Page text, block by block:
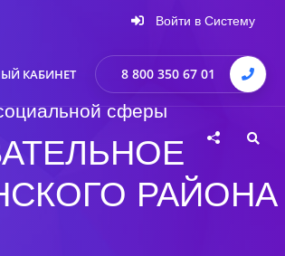
Войти в Систему
КАБИНЕТ 8 800 350 67 01
сферы
РАЙОНА